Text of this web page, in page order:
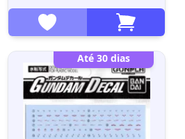
Até 30 dias